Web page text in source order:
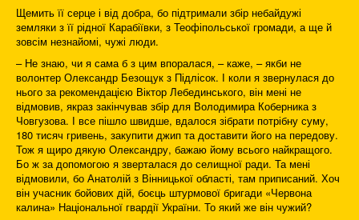
Щемить її серце і від добра, бо підтримали збір небайдужі
земляки з її рідної Карабіївки, з Теофіпольської громади, а ще й
зовсім незнайомі, чужі люди.
– Не знаю, чи я сама б з цим впоралася, – каже, – якби не
волонтер Олександр Безощук з Підлісок. І коли я звернулася до
нього за рекомендацією Віктор Лебединського, він мені не
відмовив, якраз закінчував збір для Володимира Коберника з
Човгузова. І все пішло швидше, вдалося зібрати потрібну суму,
180 тисяч гривень, закупити джип та доставити його на передову.
Тож я щиро дякую Олександру, бажаю йому всього найкращого.
Бо ж за допомогою я зверталася до селищної ради. Та мені
відмовили, бо Анатолій з Вінницької області, там приписаний. Хоч
він учасник бойових дій, боєць штурмової бригади «Червона
калина» Національної гвардії України. То який же він чужий?